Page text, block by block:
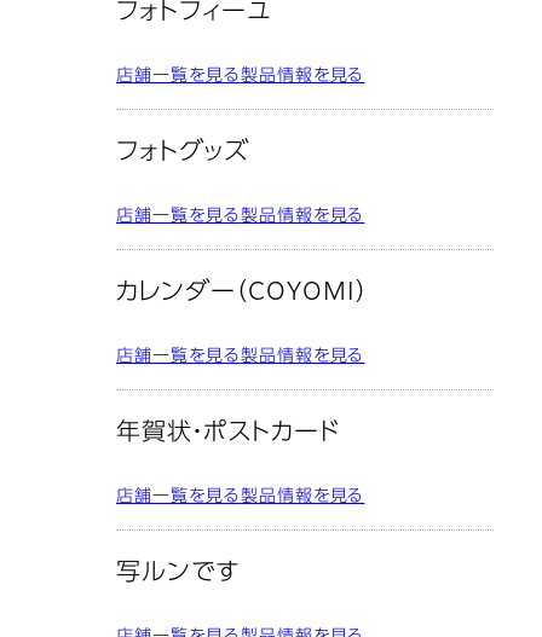
フォトフィーユ
店舗一覧を見る製品情報を見る
フォトグッズ
店舗一覧を見る製品情報を見る
カレンダー（COYOMI）
店舗一覧を見る製品情報を見る
年賀状・ポストカード
店舗一覧を見る製品情報を見る
写ルンです